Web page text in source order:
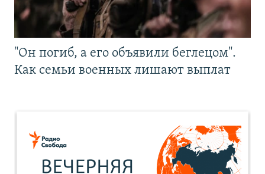
"Он погиб, а его объявили беглецом".
Как семьи военных лишают выплат